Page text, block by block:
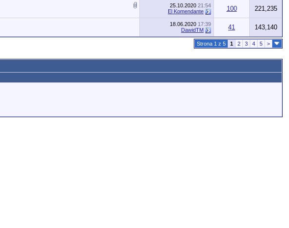
25.10.2020 21:54
El Komendante
100 221,235
18.06.2020 17:39
DawidTM
41 143,140
Strona 1 z 5 1 2 3 4 5 >